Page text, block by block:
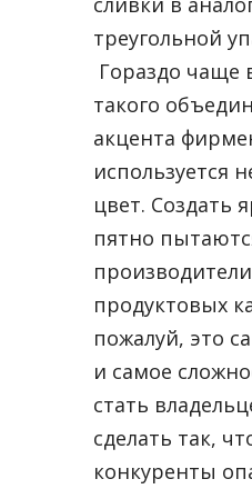
треугольной
Гораздо чаще
такого
акцента
используется
цвет. Создать
пятно
продуктовых
пожалуй, это
и самое
стать
сделать так,
конкуренты